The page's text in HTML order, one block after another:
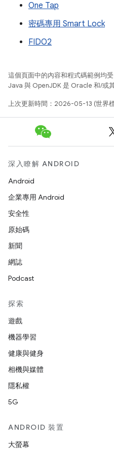
One Tap
密碼專用 Smart Lock
FIDO2
這個頁面中的內容和程式碼範例均
Java 與 OpenJDK 是 Oracle 和/或
上次更新時間：2026-05-13 (世界標
深入瞭解 ANDROID
Android
企業專用 Android
安全性
原始碼
新聞
網誌
Podcast
探索
遊戲
機器學習
健康與健身
相機與媒體
隱私權
5G
ANDROID 裝置
大螢幕